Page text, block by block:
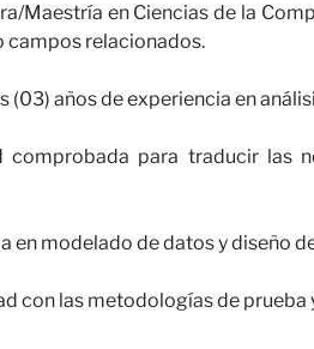
Maestría en Ciencias de la
campos relacionados.
(03) años de experiencia en
comprobada para traducir las
en modelado de datos y diseño
con las metodologías de